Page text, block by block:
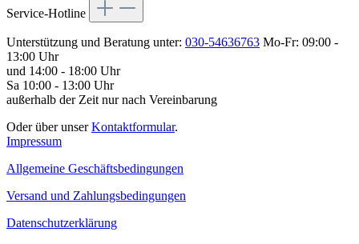
Service-Hotline
Unterstützung und Beratung unter: 030-54636763 Mo-Fr: 09:00 -
13:00 Uhr
und 14:00 - 18:00 Uhr
Sa 10:00 - 13:00 Uhr
außerhalb der Zeit nur nach Vereinbarung
Oder über unserKontaktformular.
Impressum
Allgemeine Geschäftsbedingungen
Versand und Zahlungsbedingungen
Datenschutzerklärung